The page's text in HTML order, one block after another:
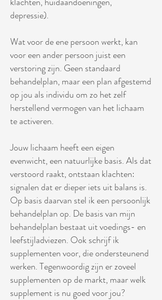
depressie).
Wat voor de ene persoon werkt, kan
voor een ander persoon juist een
verstoring zijn. Geen standaard
behandelplan, maar een plan afgestemd
op jou als individu om zo het zelf
herstellend vermogen van het lichaam
te activeren.
Jouw lichaam heeft een eigen
evenwicht, een natuurlijke basis. Als dat
verstoord raakt, ontstaan klachten:
signalen dat er dieper iets uit balans is.
Op basis daarvan stel ik een persoonlijk
behandelplan op. De basis van mijn
behandelplan bestaat uit voedings- en
leefstijladviezen. Ook schrijf ik
supplementen voor, die ondersteunend
werken. Tegenwoordig zijn er zoveel
supplementen op de markt, maar welk
supplement is nu goed voor jou?